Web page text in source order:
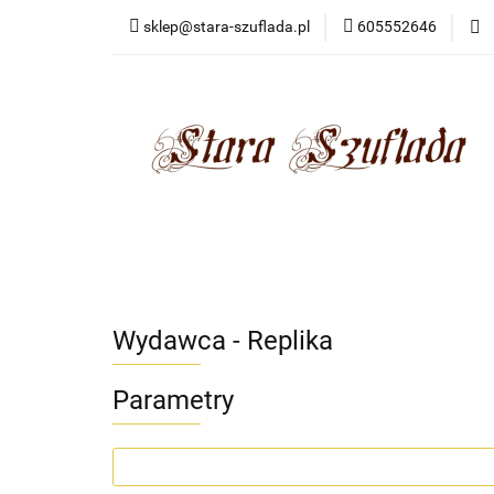
sklep@stara-szuflada.pl 605552646
NOWOŚCI
Wydawca - Replika
Parametry